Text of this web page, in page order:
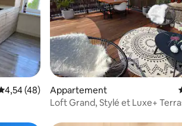
: 5 sur 5
moyenne sur la base de 48
4,54 (48)
Appartement
Loft Grand, Stylé et Luxe+